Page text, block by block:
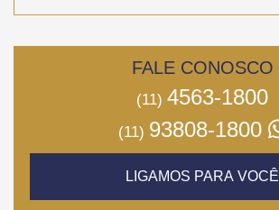
FALE CONOSCO
(11) 4563-1800
(11) 93808-1800
LIGAMOS PARA VOCÊ